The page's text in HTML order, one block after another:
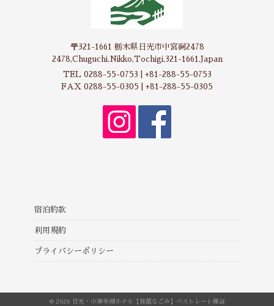
〒321-1661 栃木県日光市中宮祠2478
2478,Chuguchi,Nikko,Tochigi,321-1661,Japan
TEL 0288-55-0753 | +81-288-55-0753
FAX 0288-55-0305 | +81-288-55-0305
宿泊約款
利用規約
プライバシーポリシー
© 2026 日光・中禅寺湖ホテル【旅籠なごみ】ベストレート保証